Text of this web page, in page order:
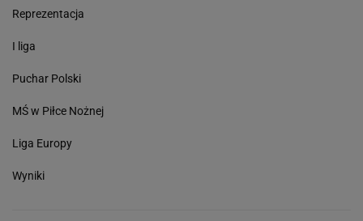
Reprezentacja
I liga
Puchar Polski
MŚ w Piłce Nożnej
Liga Europy
Wyniki